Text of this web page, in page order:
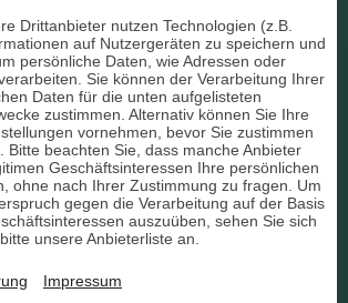
Beruf & Arbeitsleben
Liebe & Partnerschaft
sonstige Bereiche
AGB
Datenschutz
Impressum
Drittanbieter nutzen Technologien (z.B.
auf Nutzergeräten zu speichern und
persönliche Daten, wie Adressen oder
Sie können der Verarbeitung Ihrer
Daten für die unten aufgelisteten
zustimmen. Alternativ können Sie Ihre
vornehmen, bevor Sie zustimmen
Bitte beachten Sie, dass manche Anbieter
Geschäftsinteressen Ihre persönlichen
ohne nach Ihrer Zustimmung zu fragen. Um
gegen die Verarbeitung auf der Basis
auszuüben, sehen Sie sich
bitte unsere Anbieterliste an.
Impressum